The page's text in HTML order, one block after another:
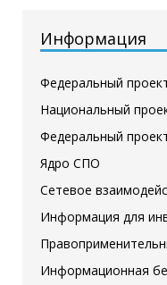
Информация
Федеральный
Национальный
Федеральный
Ядро СПО
Сетевое
Информация для
Информационная